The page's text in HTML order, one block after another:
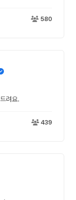
580
려요.
439